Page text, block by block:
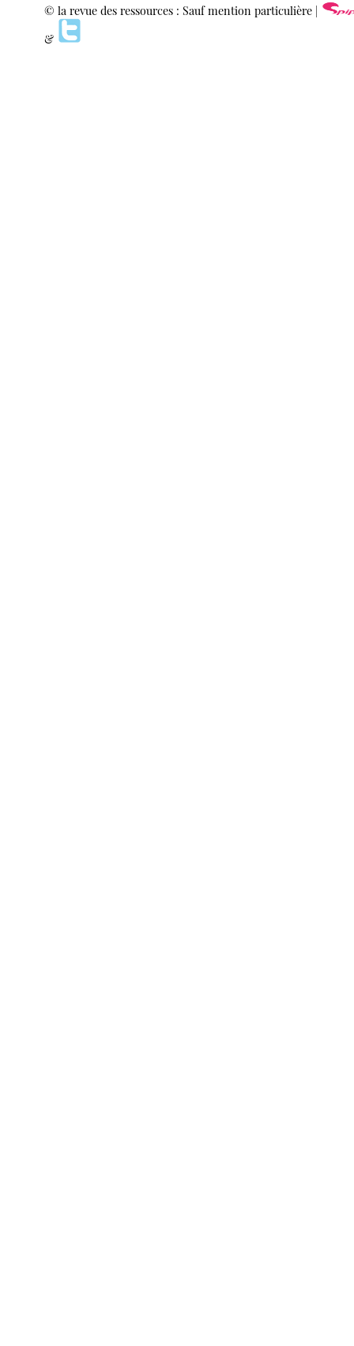
© la revue des ressources : Sauf mention particulière |
&